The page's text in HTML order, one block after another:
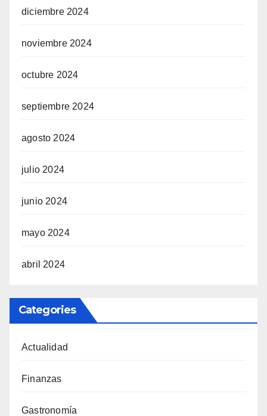
diciembre 2024
noviembre 2024
octubre 2024
septiembre 2024
agosto 2024
julio 2024
junio 2024
mayo 2024
abril 2024
Categories
Actualidad
Finanzas
Gastronomía